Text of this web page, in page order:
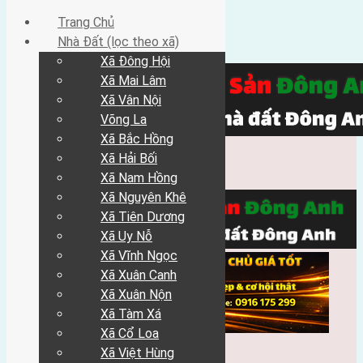
Trang Chủ
Trang Chủ
Nhà Đất (lọc theo xã)
Xã Đông Hội
Xã Mai Lâm
Xã Vân Nội
Võng La
Xã Bắc Hồng
Xã Hải Bối
Xã Nam Hồng
Xã Nguyên Khê
Xã Tiên Dương
Xã Uy Nỗ
Xã Vĩnh Ngọc
Xã Xuân Canh
Xã Xuân Nộn
Xã Tàm Xá
Xã Cổ Loa
Xã Việt Hùng